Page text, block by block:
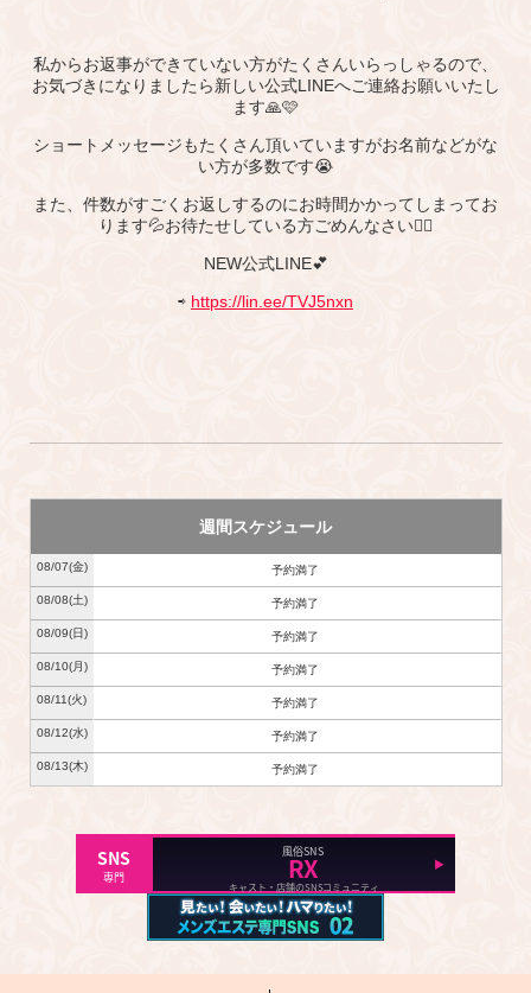
私からお返事ができていない方がたくさんいらっしゃるので、
お気づきになりましたら新しい公式LINEへご連絡お願いいたし
ます🙏🩷
ショートメッセージもたくさん頂いていますがお名前などがな
い方が多数です😭
また、件数がすごくお返しするのにお時間かかってしまってお
ります💦お待たせしている方ごめんなさい🙇‍♀️
NEW公式LINE💕
⇨ https://lin.ee/TVJ5nxn
週間スケジュール
08/07(金)
08/08(土)
08/09(日)
08/10(月)
08/11(火)
08/12(水)
08/13(木)
予約満了
予約満了
予約満了
予約満了
予約満了
予約満了
予約満了